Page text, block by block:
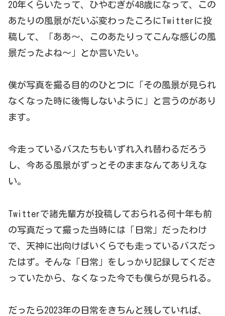
20年くらいたって、ひやむぎが48歳になって、この
あたりの風景がだいぶ変わったころにTwitterに投
稿して、「ああ～、このあたりってこんな感じの風
景だったよね～」とか言いたい。
僕が写真を撮る目的のひとつに「その風景が見られ
なくなった時に後悔しないように」と言うのがあり
ます。
今走っているバスたちもいずれ入れ替わるだろう
し、今ある風景がずっとそのままなんてありえな
い。
Twitterで諸先輩方が投稿しておられる何十年も前
の写真だって撮った当時には「日常」だったわけ
で、天神に出向けばいくらでも走っているバスだっ
たはず。そんな「日常」をしっかり記録してくださ
っていたから、なくなった今でも僕らが見られる。
だったら2023年の日常をきちんと残していれば、